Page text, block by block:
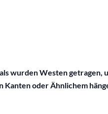
wurden Westen getragen,
oder Ähnlichem